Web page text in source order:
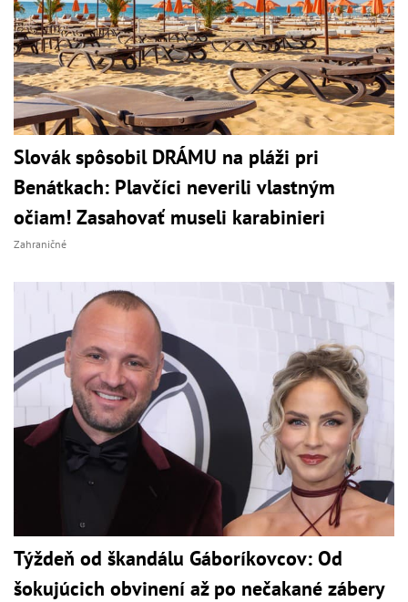
Slovák spôsobil DRÁMU na pláži pri
Benátkach: Plavčíci neverili vlastným
očiam! Zasahovať museli karabinieri
Zahraničné
Týždeň od škandálu Gáboríkovcov: Od
šokujúcich obvinení až po nečakané zábery